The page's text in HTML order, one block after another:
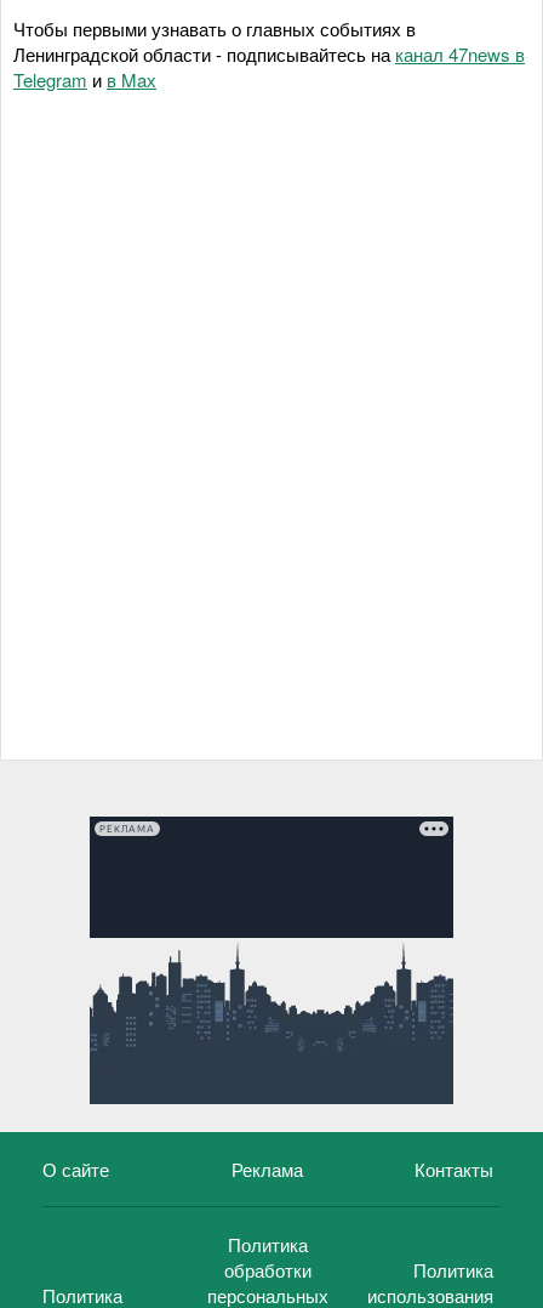
Чтобы первыми узнавать о главных событиях в
Ленинградской области - подписывайтесь на канал 47news в
Telegram и в Maх
РЕКЛАМА
О сайте Реклама Контакты
Политика
Политика
обработки
персональных
Политика
использования